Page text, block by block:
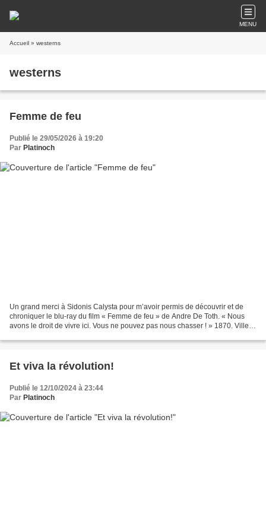
MENU
Accueil » westerns
westerns
Femme de feu
Publié le 29/05/2026 à 19:20
Par Platinoch
Un grand merci à Sidonis Calysta pour m’avoir permis de découvrir et de
chroniquer le blu-ray du film « Femme de feu » de Andre De Toth. « Nous
avons le droit de vivre ici. Vous ne pouvez pas nous chasser ! » 1870. Ville
Et viva la révolution!
Publié le 12/10/2024 à 23:44
Par Platinoch